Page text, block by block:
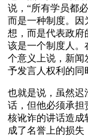
说，“所有学员都
而是一种制度。因
想，而是代表政府
该是一个制度人。
个意义上说，新闻
予发言人权利的同
也就是说，虽然迟
话，但他必须承担
核讹诈的讲话造成
成了名誉上的损失